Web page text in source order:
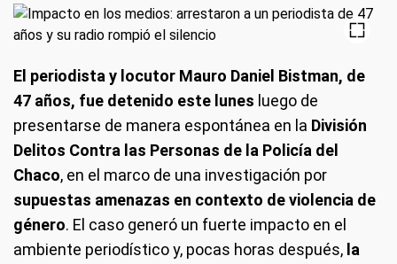
El periodista y locutor Mauro Daniel Bistman, de
47 años, fue detenido este lunes luego de
presentarse de manera espontánea en la División
Delitos Contra las Personas de la Policía del
Chaco, en el marco de una investigación por
supuestas amenazas en contexto de violencia de
género. El caso generó un fuerte impacto en el
ambiente periodístico y, pocas horas después, la